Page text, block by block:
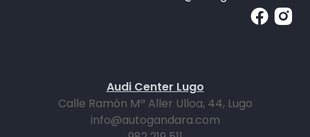
Audi Center Lugo
Calle Ramón Mª Aller Ulloa, 44, Lugo
info@autogandara.com